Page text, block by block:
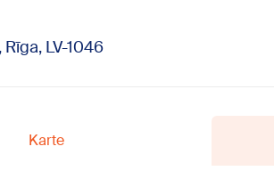
LV-1046
Karte